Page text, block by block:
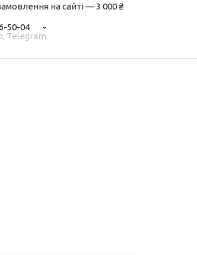
на сайті — 3 000 ₴
50-04
Telegram